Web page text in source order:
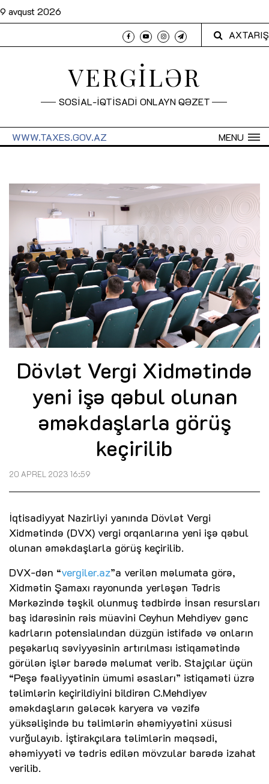
9 avqust 2026
AXTARIŞ
VERGİLƏR
SOSİAL-İQTİSADİ ONLAYN QƏZET
MENU
WWW.TAXES.GOV.AZ
Dövlət Vergi Xidmətində
yeni işə qəbul olunan
əməkdaşlarla görüş
keçirilib
20 APREL 2023 16:59
İqtisadiyyat Nazirliyi yanında Dövlət Vergi
Xidmətində (DVX) vergi orqanlarına yeni işə qəbul
olunan əməkdaşlarla görüş keçirilib.
DVX-dən “vergiler.az”a verilən məlumata görə,
Xidmətin Şamaxı rayonunda yerləşən Tədris
Mərkəzində təşkil olunmuş tədbirdə İnsan resursları
baş idarəsinin rəis müavini Ceyhun Mehdiyev gənc
kadrların potensialından düzgün istifadə və onların
peşəkarlıq səviyyəsinin artırılması istiqamətində
görülən işlər barədə məlumat verib. Stajçılar üçün
“Peşə fəaliyyətinin ümumi əsasları” istiqaməti üzrə
təlimlərin keçirildiyini bildirən C.Mehdiyev
əməkdaşların gələcək karyera və vəzifə
yüksəlişində bu təlimlərin əhəmiyyətini xüsusi
vurğulayıb. İştirakçılara təlimlərin məqsədi,
əhəmiyyəti və tədris edilən mövzular barədə izahat
verilib.